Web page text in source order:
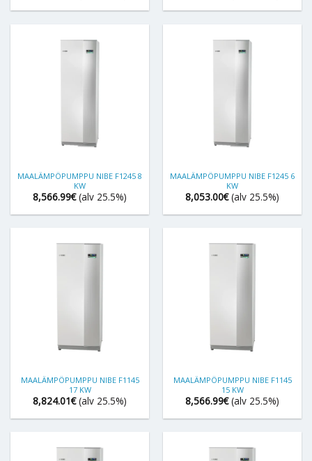
MAALÄMPÖPUMPPU NIBE F1245 8
KW
8,566.99€ (alv 25.5%)
MAALÄMPÖPUMPPU NIBE F1245 6
KW
8,053.00€ (alv 25.5%)
MAALÄMPÖPUMPPU NIBE F1145
17 KW
8,824.01€ (alv 25.5%)
MAALÄMPÖPUMPPU NIBE F1145
15 KW
8,566.99€ (alv 25.5%)